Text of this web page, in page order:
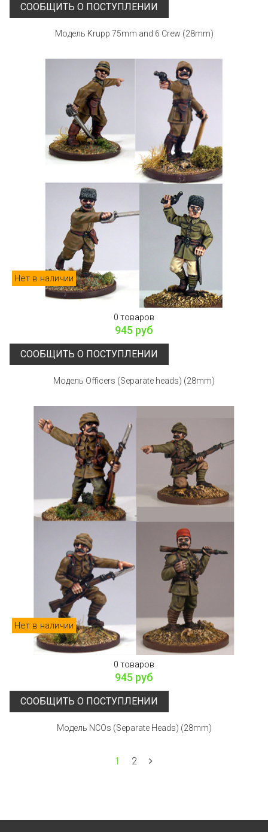
СООБЩИТЬ О ПОСТУПЛЕНИИ
Модель Krupp 75mm and 6 Crew (28mm)
Нет в наличии
0 товаров
945 руб
СООБЩИТЬ О ПОСТУПЛЕНИИ
Модель Officers (Separate heads) (28mm)
Нет в наличии
0 товаров
945 руб
СООБЩИТЬ О ПОСТУПЛЕНИИ
Модель NCOs (Separate Heads) (28mm)
1 2